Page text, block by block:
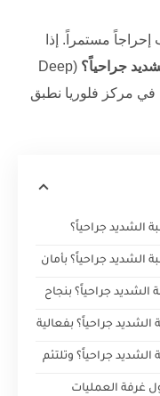
مستمراً. إذا
جراحياً؟ (Deep
مركز فلوريا نطبق
الشديد جراحياً؟
الشديد جراحياً؟ بأمان
الشديد جراحياً؟ بنجاح
جراحياً؟ بفعالية
جراحياً؟ وتلتئم
غرفة العمليات